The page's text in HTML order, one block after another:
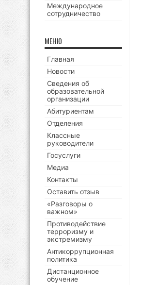
Международное
сотрудничество
МЕНЮ
Главная
Новости
Сведения об
образовательной
организации
Абитуриентам
Отделения
Классные
руководители
Госуслуги
Медиа
Контакты
Оставить отзыв
«Разговоры о
важном»
Противодействие
терроризму и
экстремизму
Антикоррупционная
политика
Дистанционное
обучение